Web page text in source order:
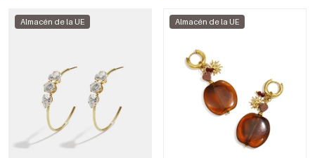
Almacén de la UE Almacén de la UE